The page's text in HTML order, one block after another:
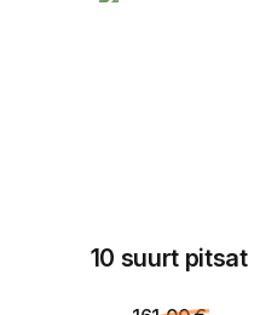
10 suurt pitsat